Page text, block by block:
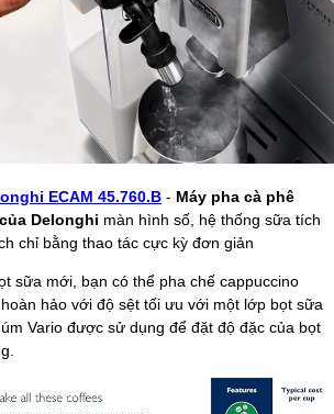
ECAM 45.760.B - Máy pha cà phê
Delonghi màn hình số, hệ thống sữa tích
chỉ bằng thao tác cực kỳ đơn giản
sữa mới, bạn có thể pha chế cappuccino
hảo với độ sệt tối ưu với một lớp bọt sữa
Vario được sử dụng để đặt độ đặc của bọt